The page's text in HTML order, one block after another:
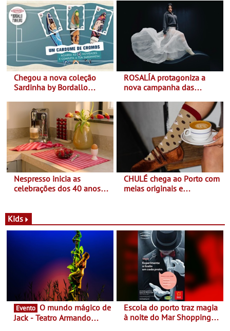
Chegou a nova coleção
Sardinha by Bordallo
ROSALÍA protagoniza a
nova campanha das
Balance
Nespresso inicia as
celebrações dos 40 anos
Novas - Edição limitada
Nespresso x Torres Novas
CHULÉ chega ao Porto com
meias originais e
Shopping
Kids
Evento
Jack - Teatro Armando
Escola do porto traz magia
à noite do Mar Shopping